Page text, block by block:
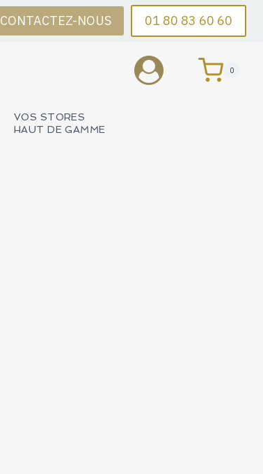
CONTACTEZ-NOUS 01 80 83 60 60
0
VOS STORES
HAUT DE GAMME